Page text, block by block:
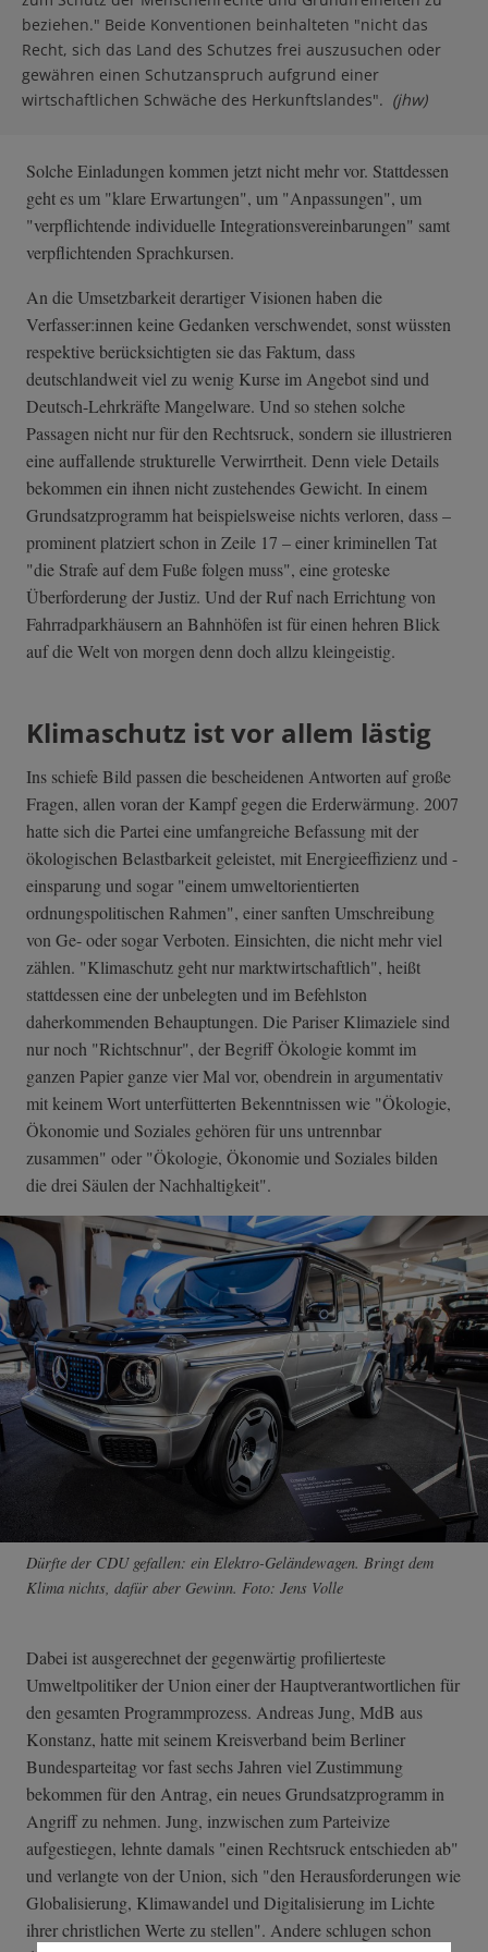
beziehen." Beide Konventionen beinhalteten "nicht das
Recht, sich das Land des Schutzes frei auszusuchen oder
gewähren einen Schutzanspruch aufgrund einer
wirtschaftlichen Schwäche des Herkunftslandes". (jhw)
Solche Einladungen kommen jetzt nicht mehr vor. Stattdessen
geht es um "klare Erwartungen", um "Anpassungen", um
"verpflichtende individuelle Integrationsvereinbarungen" samt
verpflichtenden Sprachkursen.
An die Umsetzbarkeit derartiger Visionen haben die
Verfasser:innen keine Gedanken verschwendet, sonst wüssten
respektive berücksichtigten sie das Faktum, dass
deutschlandweit viel zu wenig Kurse im Angebot sind und
Deutsch-Lehrkräfte Mangelware. Und so stehen solche
Passagen nicht nur für den Rechtsruck, sondern sie illustrieren
eine auffallende strukturelle Verwirrtheit. Denn viele Details
bekommen ein ihnen nicht zustehendes Gewicht. In einem
Grundsatzprogramm hat beispielsweise nichts verloren, dass –
prominent platziert schon in Zeile 17 – einer kriminellen Tat
"die Strafe auf dem Fuße folgen muss", eine groteske
Überforderung der Justiz. Und der Ruf nach Errichtung von
Fahrradparkhäusern an Bahnhöfen ist für einen hehren Blick
auf die Welt von morgen denn doch allzu kleingeistig.
Klimaschutz ist vor allem lästig
Ins schiefe Bild passen die bescheidenen Antworten auf große
Fragen, allen voran der Kampf gegen die Erderwärmung. 2007
hatte sich die Partei eine umfangreiche Befassung mit der
ökologischen Belastbarkeit geleistet, mit Energieeffizienz und -
einsparung und sogar "einem umweltorientierten
ordnungspolitischen Rahmen", einer sanften Umschreibung
von Ge- oder sogar Verboten. Einsichten, die nicht mehr viel
zählen. "Klimaschutz geht nur marktwirtschaftlich", heißt
stattdessen eine der unbelegten und im Befehlston
daherkommenden Behauptungen. Die Pariser Klimaziele sind
nur noch "Richtschnur", der Begriff Ökologie kommt im
ganzen Papier ganze vier Mal vor, obendrein in argumentativ
mit keinem Wort unterfütterten Bekenntnissen wie "Ökologie,
Ökonomie und Soziales gehören für uns untrennbar
zusammen" oder "Ökologie, Ökonomie und Soziales bilden
die drei Säulen der Nachhaltigkeit".
Dürfte der CDU gefallen: ein Elektro-Geländewagen. Bringt dem
Klima nichts, dafür aber Gewinn. Foto: Jens Volle
Dabei ist ausgerechnet der gegenwärtig profilierteste
Umweltpolitiker der Union einer der Hauptverantwortlichen für
den gesamten Programmprozess. Andreas Jung, MdB aus
Konstanz, hatte mit seinem Kreisverband beim Berliner
Bundesparteitag vor fast sechs Jahren viel Zustimmung
bekommen für den Antrag, ein neues Grundsatzprogramm in
Angriff zu nehmen. Jung, inzwischen zum Parteivize
aufgestiegen, lehnte damals "einen Rechtsruck entschieden ab"
und verlangte von der Union, sich "den Herausforderungen wie
Globalisierung, Klimawandel und Digitalisierung im Lichte
ihrer christlichen Werte zu stellen". Andere schlugen schon